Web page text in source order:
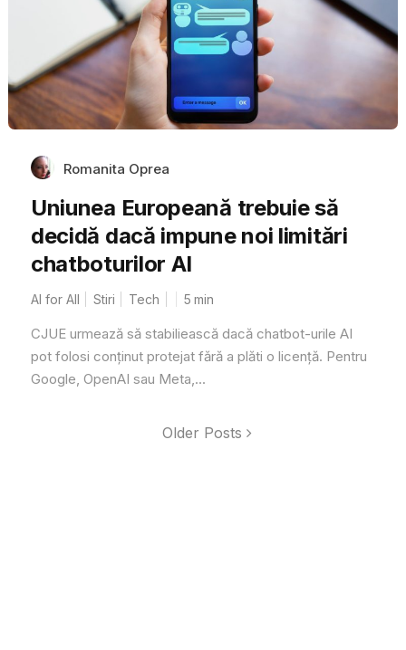
Romanita Oprea
Uniunea Europeană trebuie să
decidă dacă impune noi limitări
chatboturilor AI
AI for All Stiri Tech 5 min
CJUE urmează să stabiliească dacă chatbot-urile AI
pot folosi conținut protejat fără a plăti o licență. Pentru
Google, OpenAI sau Meta,...
Older Posts